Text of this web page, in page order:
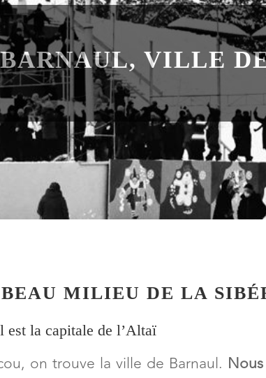
BARNAUL, VILLE
MILIEU DE LA
est la capitale de l’Altaï
on trouve la ville de Barnaul.